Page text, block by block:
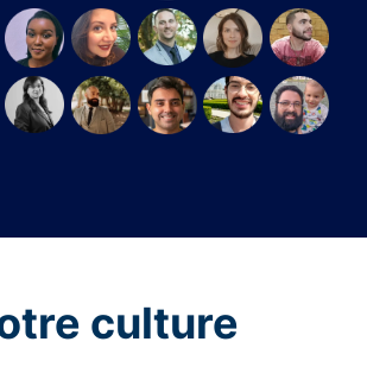
culture